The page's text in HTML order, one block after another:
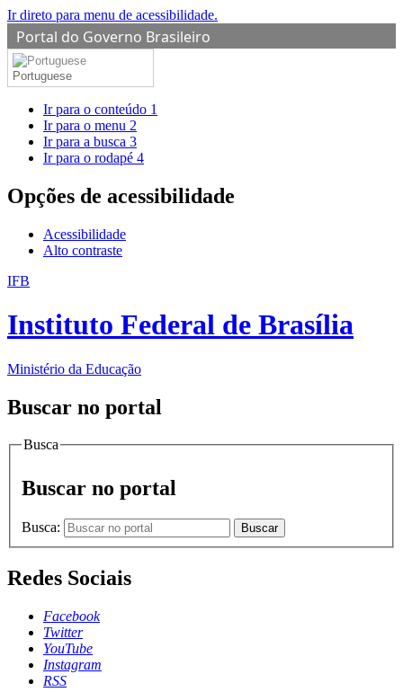
Ir direto para menu de acessibilidade.
Portal do Governo Brasileiro
Portuguese
Ir para o conteúdo 1
Ir para o menu 2
Ir para a busca 3
Ir para o rodapé 4
Opções de acessibilidade
Acessibilidade
Alto contraste
IFB
Instituto Federal de Brasília
Ministério da Educação
Buscar no portal
Busca
Buscar no portal
Busca: Buscar
Redes Sociais
Facebook
Twitter
YouTube
Instagram
RSS